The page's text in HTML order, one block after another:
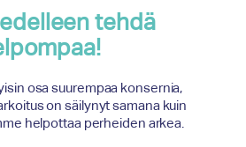
tehdä
osa suurempaa konsernia,
on säilynyt samana kuin
helpottaa perheiden arkea.